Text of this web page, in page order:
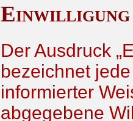
Einwilligung
Der Ausdruck
bezeichnet
informierter
abgegebene